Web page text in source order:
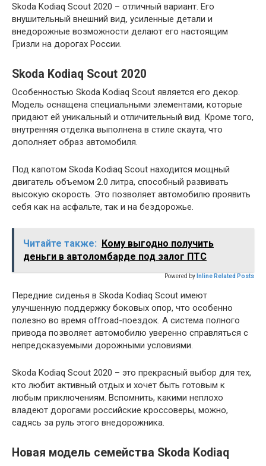
Skoda Kodiaq Scout 2020 – отличный вариант. Его
внушительный внешний вид, усиленные детали и
внедорожные возможности делают его настоящим
Гризли на дорогах России.
Skoda Kodiaq Scout 2020
Особенностью Skoda Kodiaq Scout является его декор.
Модель оснащена специальными элементами, которые
придают ей уникальный и отличительный вид. Кроме того,
внутренняя отделка выполнена в стиле скаута, что
дополняет образ автомобиля.
Под капотом Skoda Kodiaq Scout находится мощный
двигатель объемом 2.0 литра, способный развивать
высокую скорость. Это позволяет автомобилю проявить
себя как на асфальте, так и на бездорожье.
Читайте также: Кому выгодно получить
деньги в автоломбарде под залог ПТС
Powered by Inline Related Posts
Передние сиденья в Skoda Kodiaq Scout имеют
улучшенную поддержку боковых опор, что особенно
полезно во время offroad-поездок. А система полного
привода позволяет автомобилю уверенно справляться с
непредсказуемыми дорожными условиями.
Skoda Kodiaq Scout 2020 – это прекрасный выбор для тех,
кто любит активный отдых и хочет быть готовым к
любым приключениям. Вспомнить, какими неплохо
владеют дорогами российские кроссоверы, можно,
садясь за руль этого внедорожника.
Новая модель семейства Skoda Kodiaq